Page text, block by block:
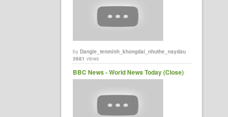
byDangle_tenminh_khongdai_nhuthe_naydau
3681 views
BBC News - World News Today (Close)